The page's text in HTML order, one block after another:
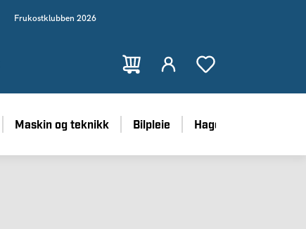
Frukostklubben 2026
Maskin og teknikk Bilpleie Hage